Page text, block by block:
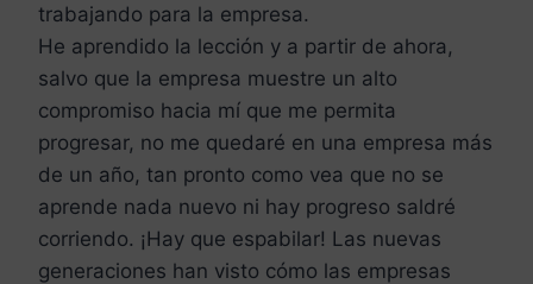
trabajando para la empresa.
He aprendido la lección y a partir de ahora,
salvo que la empresa muestre un alto
compromiso hacia mí que me permita
progresar, no me quedaré en una empresa más
de un año, tan pronto como vea que no se
aprende nada nuevo ni hay progreso saldré
corriendo. ¡Hay que espabilar! Las nuevas
generaciones han visto cómo las empresas